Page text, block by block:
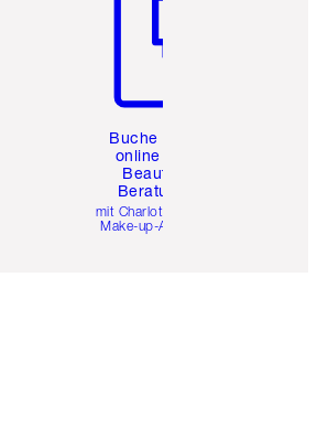
Buche eine
online 1:1
Beauty-
Beratung
mit Charlottes Pro
Make-up-Artists.